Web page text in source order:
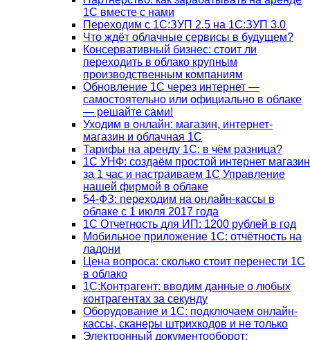
1С вместе с нами
Переходим с 1С:ЗУП 2.5 на 1С:ЗУП 3.0
Что ждёт облачные сервисы в будущем?
Консервативный бизнес: стоит ли
переходить в облако крупным
производственным компаниям
Обновление 1С через интернет —
самостоятельно или официально в облаке
— решайте сами!
Уходим в онлайн: магазин, интернет-
магазин и облачная 1С
Тарифы на аренду 1С: в чём разница?
1С УНФ: создаём простой интернет магазин
за 1 час и настраиваем 1С Управление
нашей фирмой в облаке
54-ФЗ: переходим на онлайн-кассы в
облаке с 1 июля 2017 года
1С Отчетность для ИП: 1200 рублей в год
Мобильное приложение 1С: отчётность на
ладони
Цена вопроса: сколько стоит перенести 1С
в облако
1С:Контрагент: вводим данные о любых
контрагентах за секунду
Оборудование и 1С: подключаем онлайн-
кассы, сканеры штрихкодов и не только
Электронный документооборот: